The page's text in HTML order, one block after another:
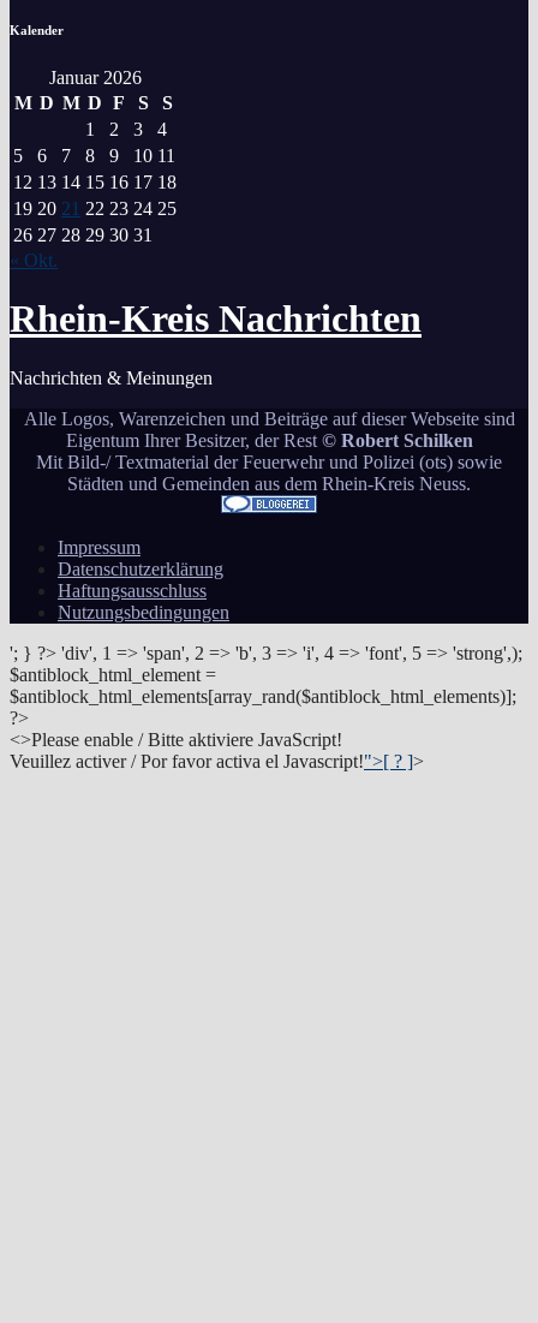
Kalender
Januar 2026
M D M D F S
S
1
2 3
4
5
6 7 8 9 10 11
12 13 14 15 16 17 18
19 20 21 22 23 24 25
26 27 28 29 30 31
« Okt.
Rhein-Kreis Nachrichten
Nachrichten & Meinungen
Alle Logos, Warenzeichen und Beiträge auf dieser Webseite sind
Eigentum Ihrer Besitzer, der Rest© Robert Schilken
Mit Bild-/ Textmaterial der Feuerwehr und Polizei (ots) sowie
Städten und Gemeinden aus dem Rhein-Kreis Neuss.
Impressum
Datenschutzerklärung
Haftungsausschluss
Nutzungsbedingungen
'; } ?> 'div', 1 => 'span', 2 => 'b', 3 => 'i', 4 => 'font', 5 => 'strong',);
$antiblock_html_element =
$antiblock_html_elements[array_rand($antiblock_html_elements)];
?>
<>Please enable / Bitte aktiviere JavaScript!
Veuillez activer / Por favor activa el Javascript!">[ ? ]>